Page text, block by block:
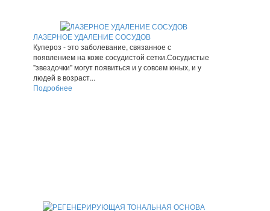
ЛАЗЕРНОЕ УДАЛЕНИЕ СОСУДОВ
Купероз - это заболевание, связанное с
появлением на коже сосудистой сетки.Сосудистые
"звездочки" могут появиться и у совсем юных, и у
людей в возраст...
Подробнее